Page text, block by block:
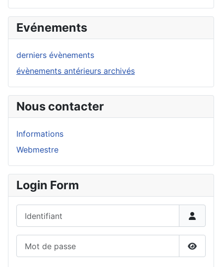
Evénements
derniers évènements
évènements antérieurs archivés
Nous contacter
Informations
Webmestre
Login Form